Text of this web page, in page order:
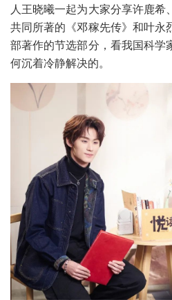
人王晓曦一起为大家分享许鹿
共同所著的《邓稼先传》和叶永
部著作的节选部分，看我国科学
何沉着冷静解决的。